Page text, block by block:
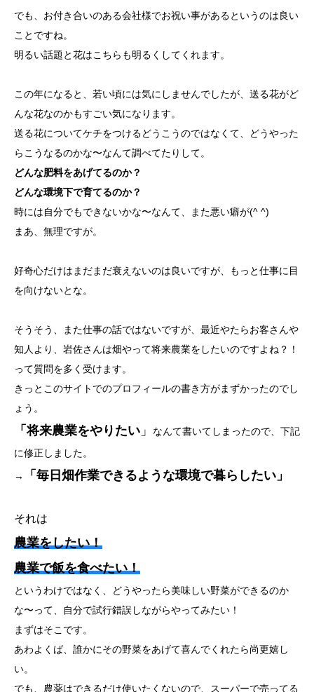
でも、お付き合いのある会社様でお祝い事があるというのは良い
ことですね。
明るい話題と花はこちらも明るくしてくれます。
この年になると、若い頃には気にしませんでしたが、送る花がど
んな花なのかもすごい気になります。
送る花についてケチをつけるどうこうのではなくて、どうやった
らこうなるのかな〜なんて調べてたりして。
どんな肥料をあげてるのか？
どんな環境下で育てるのか？
時には自分でもできないかな〜なんて、また悪い癖が(^ ^)
まあ、無理ですが。
好奇心だけはまだまだ衰えないのは良いですが、もっと仕事に目
を向けないとな。
そうそう、また仕事の話ではないですが、最近やたらお客さんや
知人より、岩佐さんは畑やって将来農業をしたいのですよね？！
って質問を多く受けます。
きっとこのサイトでのプロフィールの書き方がまずかったのでし
ょう。
「将来農業をやりたい 」
なんて書いてしまったので、下記
に修正しました。
→ 「毎日畑作業できるような環境で暮らしたい」
それは
農業をしたい！
農業で飯を食べたい！
というわけではなく、どうやったら美味しい野菜ができるのか
な〜って、自分で試行錯誤しながらやってみたい！
まずはそこです。
あわよくば、誰かにその野菜をあげて喜んでくれたら尚更嬉し
い。
でも、農薬はできるだけ使いたくないので、スーパーで売ってる